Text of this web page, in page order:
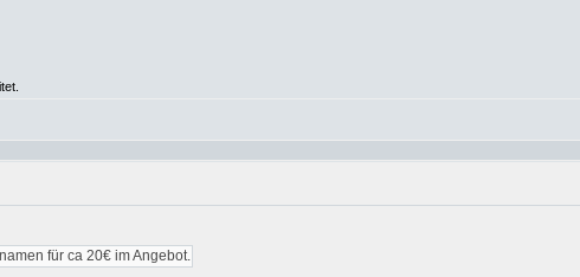
für ca 20€ im Angebot.